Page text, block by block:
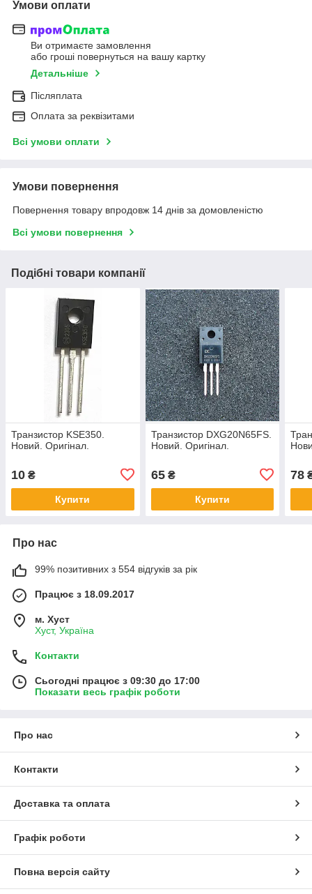
Умови оплати
Ви отримаєте замовлення
або гроші повернуться на вашу картку
Детальніше
Післяплата
Оплата за реквізитами
Всі умови оплати
Умови повернення
Повернення товару впродовж 14 днів за домовленістю
Всі умови повернення
Подібні товари компанії
Транзистор KSE350.
Новий. Оригінал.
10 ₴
Купити
Транзистор DXG20N65FS.
Новий. Оригінал.
65₴
Купити
78
Про нас
99% позитивних з 554 відгуків за рік
Працює з 18.09.2017
м. Хуст
Хуст, Україна
Контакти
Сьогодні працює з 09:30 до 17:00
Показати весь графік роботи
Про нас
Контакти
Доставка та оплата
Графік роботи
Повна версія сайту